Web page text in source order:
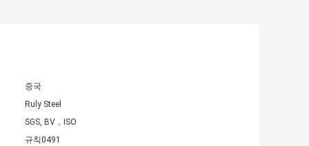
중국
Ruly Steel
SGS, BV，ISO
규칙0491